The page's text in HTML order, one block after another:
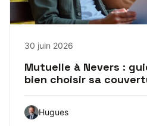
30 juin 2026
Mutuelle à Nevers :
bien choisir sa
Hugues